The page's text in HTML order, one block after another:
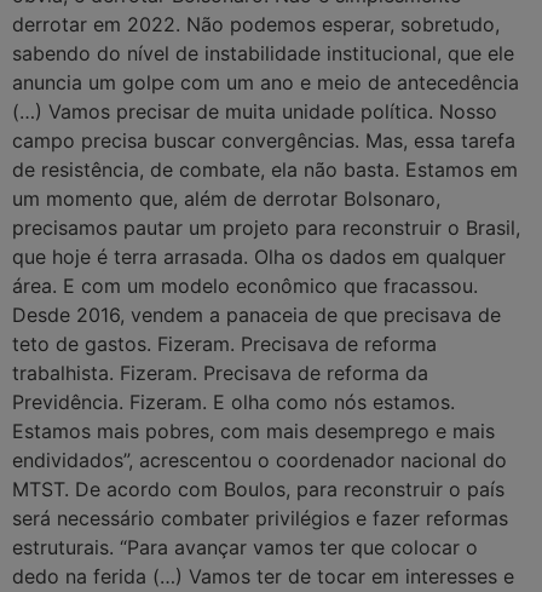
derrotar em 2022. Não podemos esperar, sobretudo,
sabendo do nível de instabilidade institucional, que ele
anuncia um golpe com um ano e meio de antecedência
(…) Vamos precisar de muita unidade política. Nosso
campo precisa buscar convergências. Mas, essa tarefa
de resistência, de combate, ela não basta. Estamos em
um momento que, além de derrotar Bolsonaro,
precisamos pautar um projeto para reconstruir o Brasil,
que hoje é terra arrasada. Olha os dados em qualquer
área. E com um modelo econômico que fracassou.
Desde 2016, vendem a panaceia de que precisava de
teto de gastos. Fizeram. Precisava de reforma
trabalhista. Fizeram. Precisava de reforma da
Previdência. Fizeram. E olha como nós estamos.
Estamos mais pobres, com mais desemprego e mais
endividados”, acrescentou o coordenador nacional do
MTST. De acordo com Boulos, para reconstruir o país
será necessário combater privilégios e fazer reformas
estruturais. “Para avançar vamos ter que colocar o
dedo na ferida (…) Vamos ter de tocar em interesses e